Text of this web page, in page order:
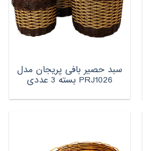
سبد حصیر بافی پریجان مدل
PRJ1026 بسته 3 عددی